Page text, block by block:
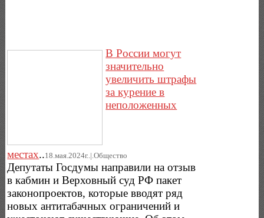
В России могут
значительно
увеличить штрафы
за курение в
неположенных
местах..18.мая.2024г..|.Общество
Депутаты Госдумы направили на отзыв
в кабмин и Верховный суд РФ пакет
законопроектов, которые вводят ряд
новых антитабачных ограничений и